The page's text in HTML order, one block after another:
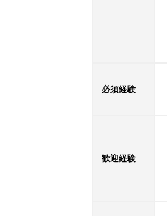
必須経験
歓迎経験